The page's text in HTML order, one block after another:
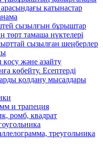
қатынастар
сызылғын бұрыштар
тамаша нүктелері
сызылған шеңберлер
және азайту
көбейту. Есептерді
қолдану мысалдары
и трапеция
ромб, квадрат
треугольника